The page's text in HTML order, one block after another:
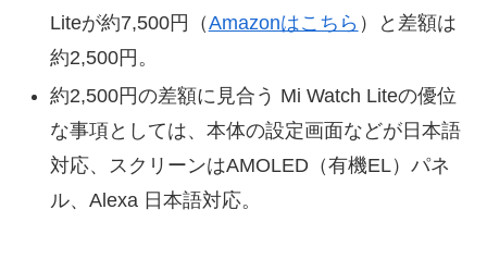
Liteが約7,500円（Amazonはこちら ）と差額は
約2,500円。
約2,500円の差額に見合う Mi Watch Liteの優位
な事項としては、本体の設定画面などが日本語
対応、スクリーンはAMOLED（有機EL）パネ
ル、Alexa 日本語対応。